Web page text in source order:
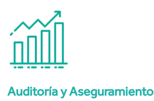
Auditoría y Aseguramiento